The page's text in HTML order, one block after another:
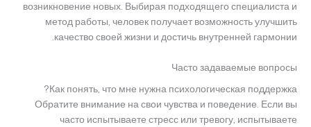
возникновение новых. Выбирая подходящего специалиста и
метод работы, человек получает возможность улучшить
качество своей жизни и достичь внутренней гармонии.
Часто задаваемые вопросы
Как понять, что мне нужна психологическая поддержка?
Обратите внимание на свои чувства и поведение. Если вы
часто испытываете стресс или тревогу, испытываете